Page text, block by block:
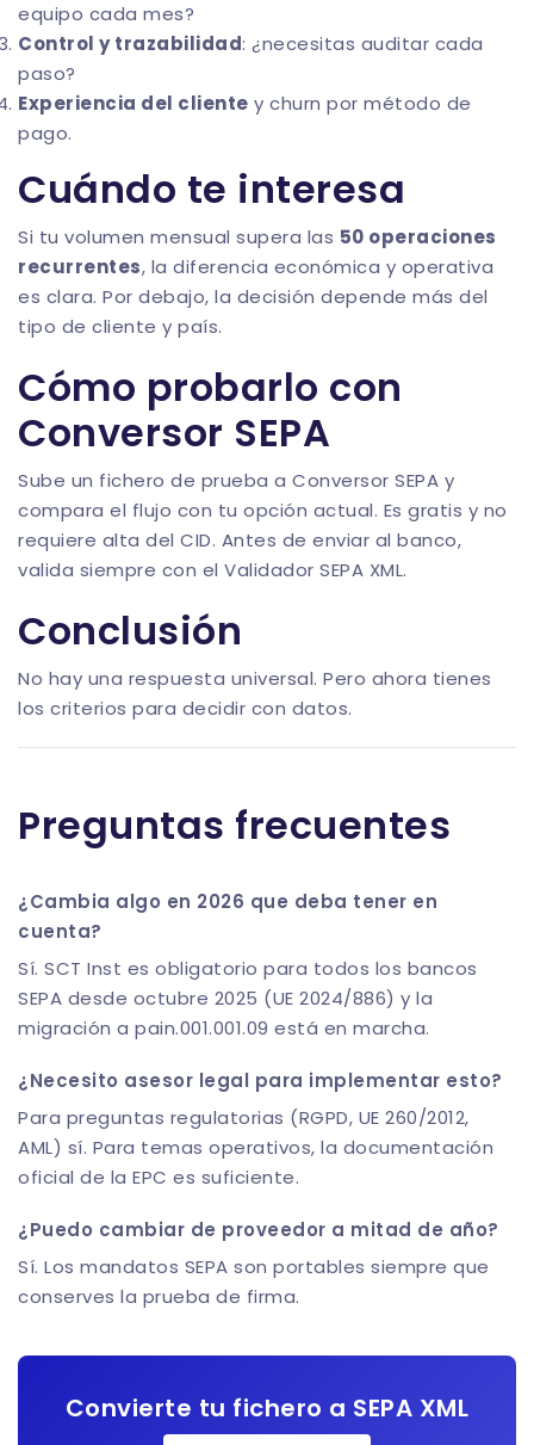
equipo cada mes?
Control y trazabilidad: ¿necesitas auditar cada
paso?
Experiencia del cliente y churn por método de
pago.
Cuándo te interesa
Si tu volumen mensual supera las 50 operaciones
recurrentes, la diferencia económica y operativa
es clara. Por debajo, la decisión depende más del
tipo de cliente y país.
Cómo probarlo con
Conversor SEPA
Sube un fichero de prueba a Conversor SEPA y
compara el flujo con tu opción actual. Es gratis y no
requiere alta del CID. Antes de enviar al banco,
valida siempre con el Validador SEPA XML.
Conclusión
No hay una respuesta universal. Pero ahora tienes
los criterios para decidir con datos.
Preguntas frecuentes
¿Cambia algo en 2026 que deba tener en
cuenta?
Sí. SCT Inst es obligatorio para todos los bancos
SEPA desde octubre 2025 (UE 2024/886) y la
migración a pain.001.001.09 está en marcha.
¿Necesito asesor legal para implementar esto?
Para preguntas regulatorias (RGPD, UE 260/2012,
AML) sí. Para temas operativos, la documentación
oficial de la EPC es suficiente.
¿Puedo cambiar de proveedor a mitad de año?
Sí. Los mandatos SEPA son portables siempre que
conserves la prueba de firma.
Convierte tu fichero a SEPA XML